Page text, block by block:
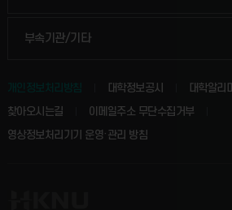
생명공학부
공공정책대학원
교육대학원
웹메일
학사시스템(전문학사 및 전공심화)
부속기관/기타
중앙도서관
대학정보공시 대학알리미
찾아오시는길
이메일주소 무단수집거부
영상정보처리기기 운영·관리 방침